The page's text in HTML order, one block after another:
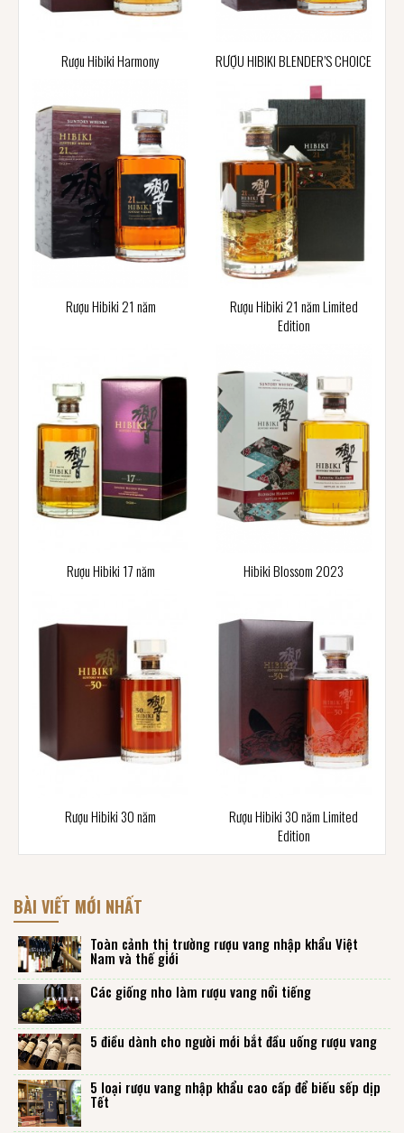
Rượu Hibiki Harmony RƯỢU HIBIKI BLENDER’S CHOICE
Rượu Hibiki 21 năm
Rượu Hibiki 21 năm Limited
Edition
Rượu Hibiki 17 năm Hibiki Blossom 2023
Rượu Hibiki 30 năm
Rượu Hibiki 30 năm Limited
Edition
BÀI VIẾT MỚI NHẤT
Toàn cảnh thị trường rượu vang nhập khẩu Việt
Nam và thế giới
Các giống nho làm rượu vang nổi tiếng
5 điều dành cho người mới bắt đầu uống rượu vang
5 loại rượu vang nhập khẩu cao cấp để biếu sếp dịp
Tết